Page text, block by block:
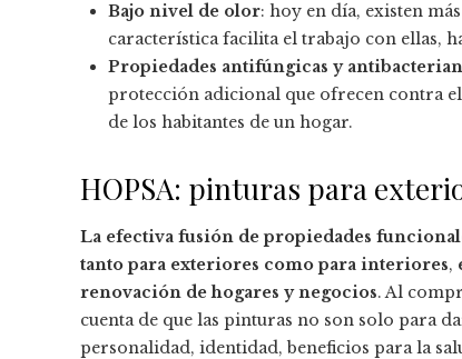
Bajo nivel de olor: hoy en día, existen
característica facilita el trabajo con ellas,
Propiedades antifúngicas y
protección adicional que ofrecen contra
de los habitantes de un hogar.
HOPSA: pinturas para
La efectiva fusión de propiedades
tanto para exteriores como para interiores,
renovación de hogares y negocios. Al
cuenta de que las pinturas no son solo para
personalidad, identidad, beneficios para la